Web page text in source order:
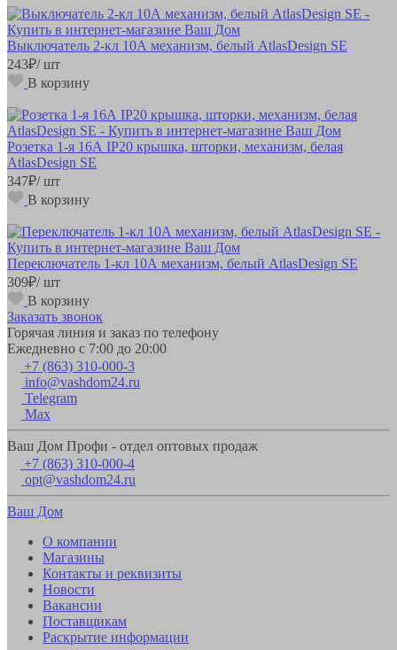
Выключатель 2-кл 10А механизм, белый AtlasDesign SE
243₽/ шт
В корзину
Розетка 1-я 16А IP20 крышка, шторки, механизм, белая
AtlasDesign SE
347₽/ шт
В корзину
Переключатель 1-кл 10А механизм, белый AtlasDesign SE
309₽/ шт
В корзину
Заказать звонок
Горячая линия и заказ по телефону
Ежедневно с 7:00 до 20:00
+7 (863) 310-000-3
info@vashdom24.ru
Telegram
Max
Ваш Дом Профи - отдел оптовых продаж
+7 (863) 310-000-4
opt@vashdom24.ru
Ваш Дом
О компании
Магазины
Контакты и реквизиты
Новости
Вакансии
Поставщикам
Раскрытие информации